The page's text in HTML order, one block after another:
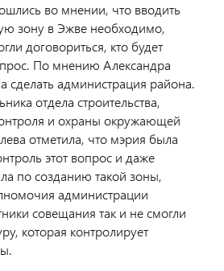
во мнении, что вводить
зону в Эжве необходимо,
договориться, кто будет
По мнению Александра
сделать администрация района.
отдела строительства,
и охраны окружающей
отметила, что мэрия была
этот вопрос и даже
по созданию такой зоны,
администрации
совещания так и не смогли
которая контролирует